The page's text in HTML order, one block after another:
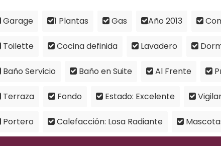
Garage 1 Plantas Gas Año 2013
Toilette Cocina definida Lavadero
Baño Servicio Baño en Suite Al Frente
Terraza Fondo Estado: Excelente
Portero Calefacción: Losa Radiante